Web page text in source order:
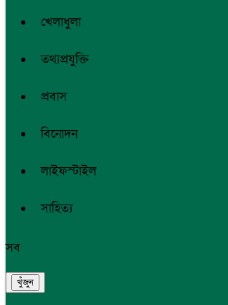
খেলাধুলা
তথ্যপ্রযুক্তি
প্রবাস
বিনোদন
লাইফস্টাইল
সাহিত্য
সব